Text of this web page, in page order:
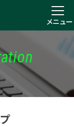
メニュー